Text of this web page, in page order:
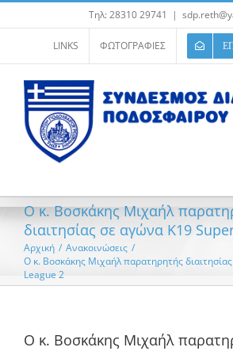
στο
περιεχόμενο
Τηλ: 28310 29741 |
LINKS ΦΩΤΟΓΡΑΦΙΕΣ
Ο κ. Βοσκάκης Μιχαήλ
διαιτησίας σε αγώνα K19
Αρχική / Ανακοινώσεις /
Ο κ. Βοσκάκης Μιχαήλ παρατηρητής
League 2
Ο κ. Βοσκάκης Μιχαήλ